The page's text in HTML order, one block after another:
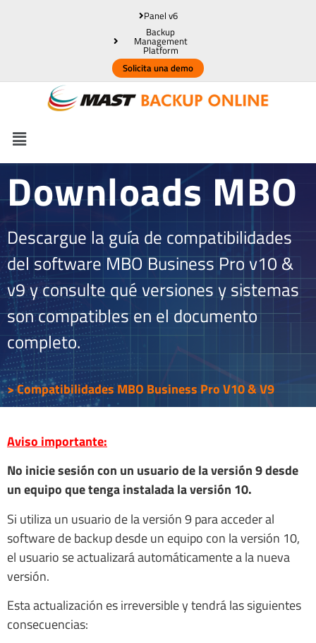
Panel v6
Backup
Management
Platform
Solicita una demo
Downloads MBO
Descargue la guía de compatibilidades
del software MBO Business Pro v10 &
v9 y consulte qué versiones y sistemas
son compatibles en el documento
completo.
> Compatibilidades MBO Business Pro V10 & V9
Aviso importante:
No inicie sesión con un usuario de la versión 9 desde
un equipo que tenga instalada la versión 10.
Si utiliza un usuario de la versión 9 para acceder al
software de backup desde un equipo con la versión 10,
el usuario se actualizará automáticamente a la nueva
versión.
Esta actualización es irreversible y tendrá las siguientes
consecuencias: